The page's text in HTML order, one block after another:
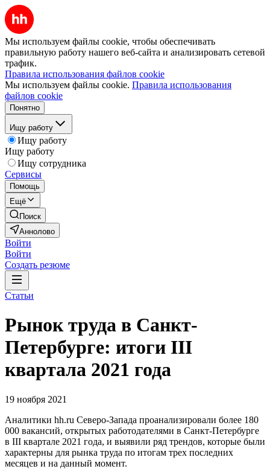
Мы используем файлы cookie, чтобы обеспечивать
правильную работу нашего веб-сайта и анализировать сетевой
трафик.
Правила использования файлов cookie
Мы используем файлы cookie. Правила использования
файлов cookie
Понятно
Ищу работу
Ищу работу
Ищу работу
Ищу сотрудника
Сервисы
Помощь
Ещё
Поиск
Аннолово
Войти
Войти
Создать резюме
Статьи
Рынок труда в Санкт-
Петербурге: итоги III
квартала 2021 года
19 ноября 2021
Аналитики hh.ru Северо-Запада проанализировали более 180
000 вакансий, открытых работодателями в Санкт-Петербурге
в III квартале 2021 года, и выявили ряд трендов, которые были
характерны для рынка труда по итогам трех последних
месяцев и на данный момент.